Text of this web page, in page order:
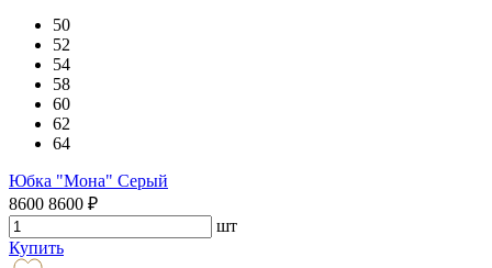
50
52
54
58
60
62
64
Юбка "Мона" Серый
8600 8600 ₽
шт
Купить